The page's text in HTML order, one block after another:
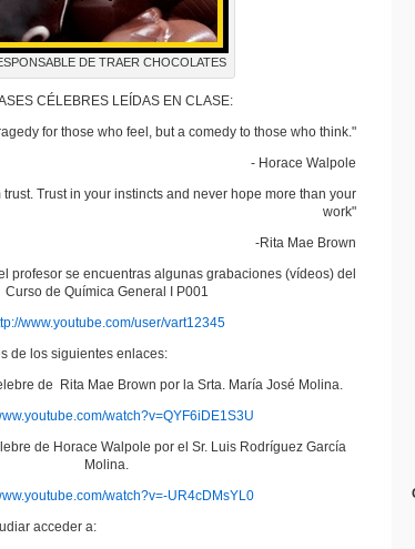
DE TRAER CHOCOLATES
CÉLEBRES LEÍDAS EN CLASE:
for those who feel, but a comedy to those who think."
- Horace Walpole
Trust in your instincts and never hope more than your
work"
-Rita Mae Brown
profesor se encuentras algunas grabaciones (vídeos) del
Curso de Química General I P001
www.youtube.com/user/vart12345
de los siguientes enlaces:
de Rita Mae Brown por la Srta. María José Molina.
watch?v=QYF6iDE1S3U
de Horace Walpole por el Sr. Luis Rodríguez García
Molina.
watch?v=-UR4cDMsYL0
acceder a: